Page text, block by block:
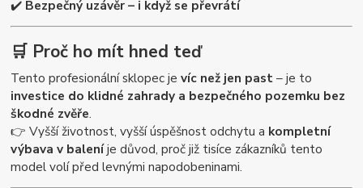
✔️ Bezpečný uzávěr – i když se převrátí
🛒 Proč ho mít hned teď
Tento profesionální sklopec jevíc než jen past– je to
investice do klidné zahrady a bezpečného pozemku bez
škodné zvěře.
👉 Vyšší životnost, vyšší úspěšnost odchytu a kompletní
výbava v baleníje důvod, proč již tisíce zákazníků tento
model volí před levnými napodobeninami.